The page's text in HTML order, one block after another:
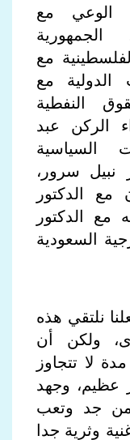
الوعي مع
الجمهورية
مع
الدولية مع
النفطية
الركن عبد
السياسية
نبيل سرور،
مع الدكتور
مع الدكتور
السعودية
نلتقي هذه
ولكن أن
لا تتجاوز
عظيم، وجهد
من جد وتعب
وثرية جدا